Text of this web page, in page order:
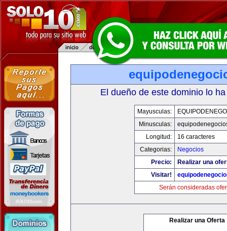
El dueño de este dominio lo
Mayusculas:
Minusculas:
Longitud:
16 caracteres
Categorias:
Negocios
Precio:
Realizar una
Visitar!
Serán consideradas
Realizar una Oferta